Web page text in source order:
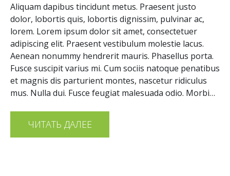
Aliquam dapibus tincidunt metus. Praesent justo
dolor, lobortis quis, lobortis dignissim, pulvinar ac,
lorem. Lorem ipsum dolor sit amet, consectetuer
adipiscing elit. Praesent vestibulum molestie lacus.
Aenean nonummy hendrerit mauris. Phasellus porta.
Fusce suscipit varius mi. Cum sociis natoque penatibus
et magnis dis parturient montes, nascetur ridiculus
mus. Nulla dui. Fusce feugiat malesuada odio. Morbi…
ЧИТАТЬ ДАЛЕЕ